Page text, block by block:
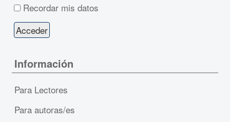
Recordar mis datos
Información
Para Lectores
Para autoras/es